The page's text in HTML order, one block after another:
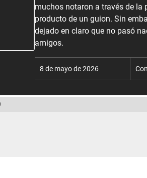
muchos notaron a través de la
producto de un guion. Sin
dejado en claro que no pasó
amigos.
8 de mayo de 2026